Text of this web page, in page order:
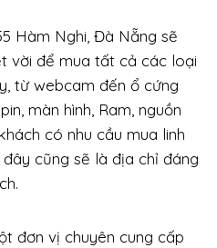
Hàm Nghi, Đà Nẵng sẽ
vời để mua tất cả các loại
từ webcam đến ổ cứng
màn hình, Ram, nguồn
có nhu cầu mua linh
cũng sẽ là địa chỉ đáng
đơn vị chuyên cung cấp